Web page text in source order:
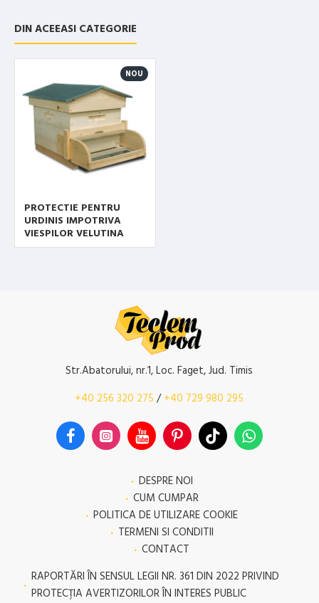
DIN ACEEASI CATEGORIE
NOU
PROTECTIE PENTRU
URDINIS IMPOTRIVA
VIESPILOR VELUTINA
Str.Abatorului, nr.1, Loc. Faget, Jud. Timis
+40 256 320 275 /+40 729 980 295
DESPRE NOI
CUM CUMPAR
POLITICA DE UTILIZARE COOKIE
TERMENI SI CONDITII
CONTACT
RAPORTĂRI ÎN SENSUL LEGII NR. 361 DIN 2022 PRIVIND
PROTECŢIA AVERTIZORILOR ÎN INTERES PUBLIC